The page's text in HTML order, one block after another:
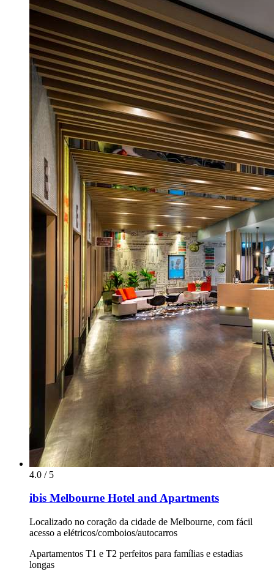
4.0 / 5
ibis Melbourne Hotel and Apartments
Localizado no coração da cidade de Melbourne, com fácil
acesso a elétricos/comboios/autocarros
Apartamentos T1 e T2 perfeitos para famílias e estadias
longas